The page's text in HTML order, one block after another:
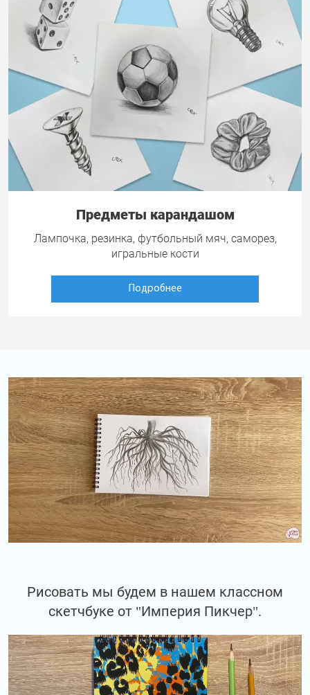
Предметы карандашом
Лампочка, резинка, футбольный мяч, саморез,
игральные кости
Подробнее
Рисовать мы будем в нашем классном
скетчбуке от "Империя Пикчер".